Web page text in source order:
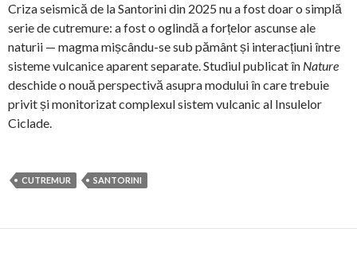
Criza seismică de la Santorini din 2025 nu a fost doar o simplă
serie de cutremure: a fost o oglindă a forțelor ascunse ale
naturii — magma mișcându-se sub pământ și interacțiuni între
sisteme vulcanice aparent separate. Studiul publicat în Nature
deschide o nouă perspectivă asupra modului în care trebuie
privit și monitorizat complexul sistem vulcanic al Insulelor
Ciclade.
CUTREMUR SANTORINI